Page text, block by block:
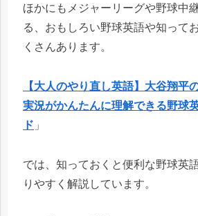
ほかにもメジャーリーグや野球中
る、おもしろい野球英語や知って
くさんあります。
【大人のやり直し英語】大谷翔平
実況がかんたんに理解できる野球
ド 」
では、知っておくと便利な野球英
りやすく解説しています。